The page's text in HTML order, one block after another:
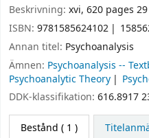
Beskrivning: xvi, 620 pages
ISBN: 9781585624102
Annan titel: Psychoanalysis
Ämnen: Psychoanalysis --
Psychoanalytic Theory
DDK-klassifikation: 616.8917
Bestånd ( 1 )